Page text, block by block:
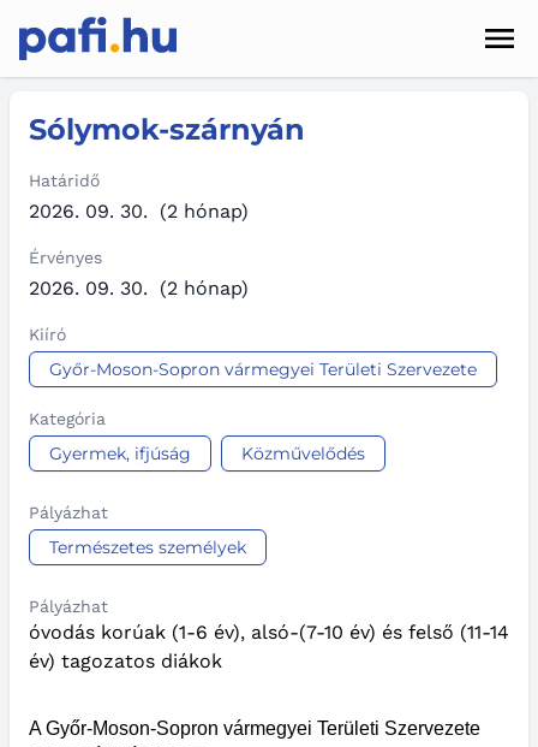
Szolgáltatások
Kapcsolat
Sötét mód
Sólymok-szárnyán
Határidő
2026. 09. 30. (2 hónap)
Érvényes
2026. 09. 30. (2 hónap)
Kiíró
Győr-Moson-Sopron vármegyei Területi Szervezete
Kategória
Gyermek, ifjúság Közművelődés
Pályázhat
Természetes személyek
Pályázhat
óvodás korúak (1-6 év), alsó-(7-10 év) és felső (11-14
év) tagozatos diákok
A Győr-Moson-Sopron vármegyei Területi Szervezete